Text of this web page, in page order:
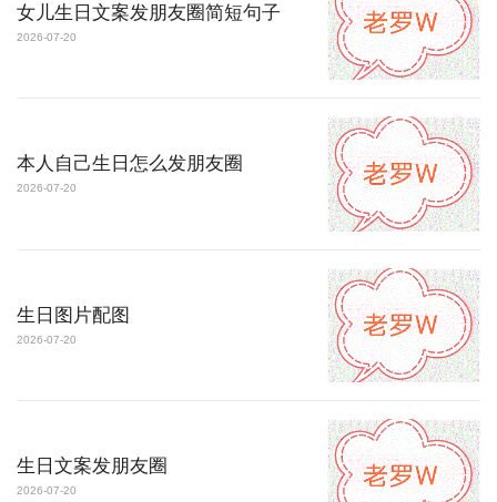
女儿生日文案发朋友圈简短句子
2026-07-20
本人自己生日怎么发朋友圈
2026-07-20
生日图片配图
2026-07-20
生日文案发朋友圈
2026-07-20